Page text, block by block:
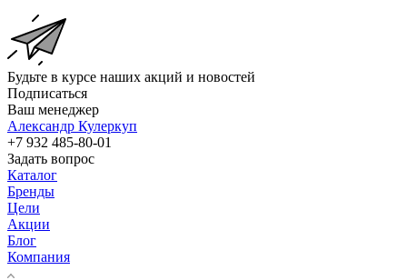
Будьте в курсе наших акций и новостей
Подписаться
Ваш менеджер
Александр Кулеркуп
+7 932 485-80-01
Задать вопрос
Каталог
Бренды
Цели
Акции
Блог
Компания